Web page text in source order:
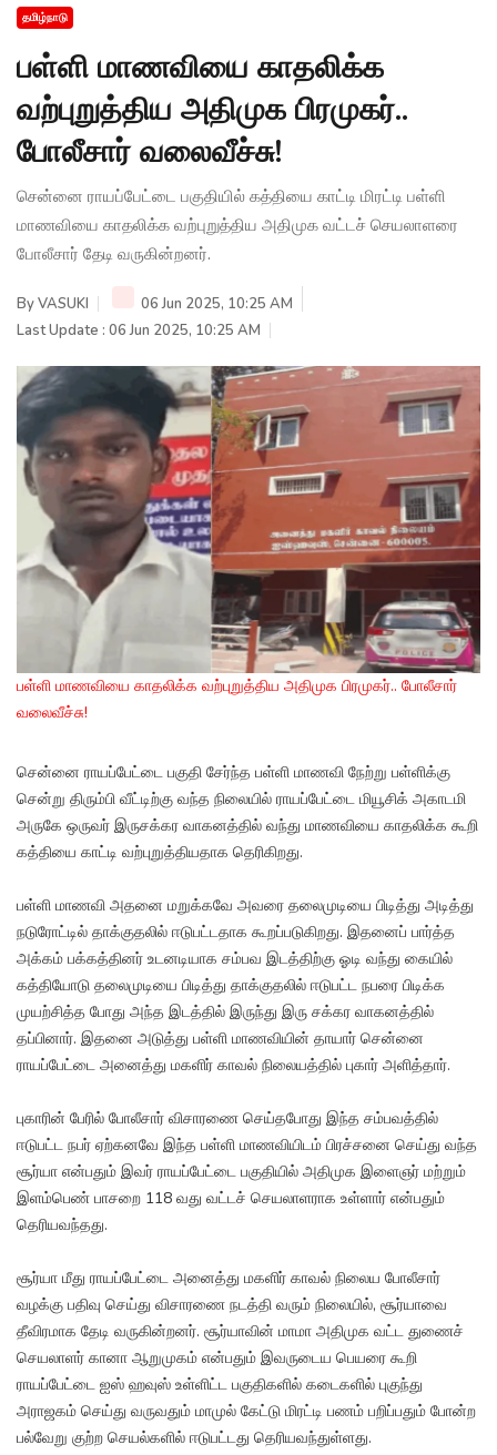
தமிழ்நாடு
பள்ளி மாணவியை காதலிக்க
வற்புறுத்திய அதிமுக பிரமுகர்..
போலீசார் வலைவீச்சு!
சென்னை ராயப்பேட்டை பகுதியில் கத்தியை காட்டி மிரட்டி பள்ளி
மாணவியை காதலிக்க வற்புறுத்திய அதிமுக வட்டச் செயலாளரை
போலீசார் தேடி வருகின்றனர்.
ByVASUKI
06 Jun 2025, 10:25 AM
Last Update : 06 Jun 2025, 10:25 AM
பள்ளி மாணவியை காதலிக்க வற்புறுத்திய அதிமுக பிரமுகர்.. போலீசார்
வலைவீச்சு!
சென்னை ராயப்பேட்டை பகுதி சேர்ந்த பள்ளி மாணவி நேற்று பள்ளிக்கு
சென்று திரும்பி வீட்டிற்கு வந்த நிலையில் ராயப்பேட்டை மியூசிக் அகாடமி
அருகே ஒருவர் இருசக்கர வாகனத்தில் வந்து மாணவியை காதலிக்க கூறி
கத்தியை காட்டி வற்புறுத்தியதாக தெரிகிறது.
பள்ளி மாணவி அதனை மறுக்கவே அவரை தலைமுடியை பிடித்து அடித்து
நடுரோட்டில் தாக்குதலில் ஈடுபட்டதாக கூறப்படுகிறது. இதனைப் பார்த்த
அக்கம் பக்கத்தினர் உடனடியாக சம்பவ இடத்திற்கு ஓடி வந்து கையில்
கத்தியோடு தலைமுடியை பிடித்து தாக்குதலில் ஈடுபட்ட நபரை பிடிக்க
முயற்சித்த போது அந்த இடத்தில் இருந்து இரு சக்கர வாகனத்தில்
தப்பினார். இதனை அடுத்து பள்ளி மாணவியின் தாயார் சென்னை
ராயப்பேட்டை அனைத்து மகளிர் காவல் நிலையத்தில் புகார் அளித்தார்.
புகாரின் பேரில் போலீசார் விசாரணை செய்தபோது இந்த சம்பவத்தில்
ஈடுபட்ட நபர் ஏற்கனவே இந்த பள்ளி மாணவியிடம் பிரச்சனை செய்து வந்த
சூர்யா என்பதும் இவர் ராயப்பேட்டை பகுதியில் அதிமுக இளைஞர் மற்றும்
இளம்பெண் பாசறை 118 வது வட்டச் செயலாளராக உள்ளார் என்பதும்
தெரியவந்தது.
சூர்யா மீது ராயப்பேட்டை அனைத்து மகளிர் காவல் நிலைய போலீசார்
வழக்கு பதிவு செய்து விசாரணை நடத்தி வரும் நிலையில், சூர்யாவை
தீவிரமாக தேடி வருகின்றனர். சூர்யாவின் மாமா அதிமுக வட்ட துணைச்
செயலாளர் கானா ஆறுமுகம் என்பதும் இவருடைய பெயரை கூறி
ராயப்பேட்டை ஐஸ் ஹவுஸ் உள்ளிட்ட பகுதிகளில் கடைகளில் புகுந்து
அராஜகம் செய்து வருவதும் மாமுல் கேட்டு மிரட்டி பணம் பறிப்பதும் போன்ற
பல்வேறு குற்ற செயல்களில் ஈடுபட்டது தெரியவந்துள்ளது.